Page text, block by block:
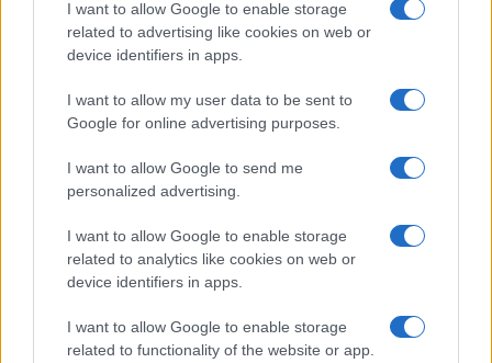
I want to allow Google to enable storage
related to advertising like cookies on web or
device identifiers in apps.
I want to allow my user data to be sent to
Google for online advertising purposes.
I want to allow Google to send me
personalized advertising.
I want to allow Google to enable storage
related to analytics like cookies on web or
device identifiers in apps.
I want to allow Google to enable storage
related to functionality of the website or app.
AUTORE
Redazione